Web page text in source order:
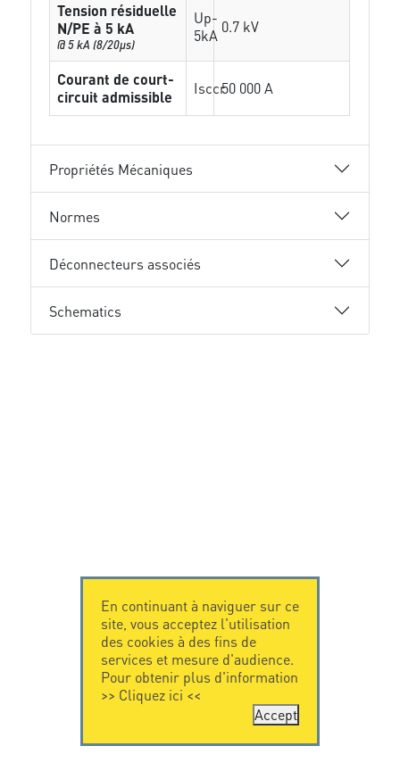
Tension résiduelle
N/PE à 5 kA
@ 5 kA (8/20µs)
Up-
5kA 0.7 kV
Courant de court-
circuit admissible
Isccr50 000 A
Propriétés Mécaniques
Normes
Déconnecteurs associés
Schematics
En continuant à naviguer sur ce
site, vous acceptez l'utilisation
des cookies à des fins de
services et mesure d'audience.
Pour obtenir plus d'information
>> Cliquez ici <<
Accept